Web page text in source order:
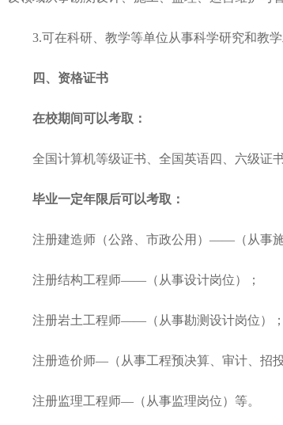
3.可在科研、教学等单位从事科学研究和教学
四、资格证书
在校期间可以考取：
全国计算机等级证书、全国英语四、六级证
毕业一定年限后可以考取：
注册建造师（公路、市政公用）——（从事施
注册结构工程师——（从事设计岗位）；
注册岩土工程师——（从事勘测设计岗位）；
注册造价师—（从事工程预决算、审计、招
注册监理工程师—（从事监理岗位）等。